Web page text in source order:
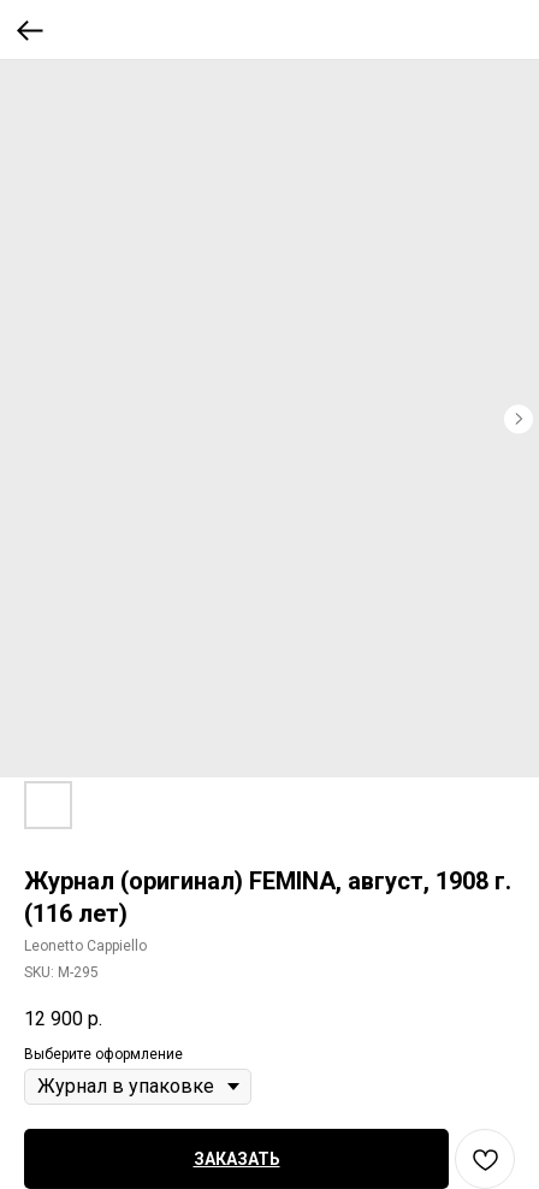
Журнал (оригинал) FEMINA, август, 1908 г.
(116 лет)
Leonetto Cappiello
SKU: M-295
12 900 р.
Выберите оформление
ЗАКАЗАТЬ